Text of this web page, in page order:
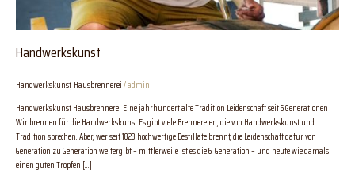
Handwerkskunst
Handwerkskunst, Hausbrennerei/admin
Handwerkskunst Hausbrennerei Eine jahrhundert alte Tradition Leidenschaft seit 6 Generationen
Wir brennen für die Handwerkskunst Es gibt viele Brennereien, die von Handwerkskunst und
Tradition sprechen. Aber, wer seit 1828 hochwertige Destillate brennt, die Leidenschaft dafür von
Generation zu Generation weitergibt – mittlerweile ist es die 6. Generation – und heute wie damals
einen guten Tropfen […]